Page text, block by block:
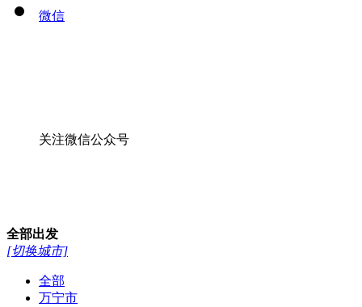
微信
关注微信公众号
全部出发
[切换城市]
全部
万宁市